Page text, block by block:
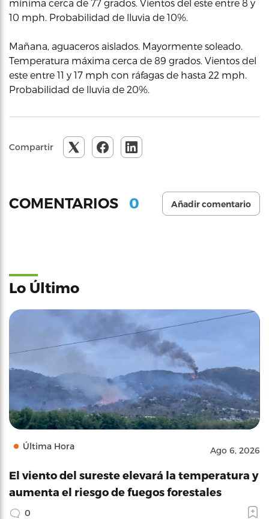
mínima cerca de 77 grados. Vientos del este entre 8 y
10 mph. Probabilidad de lluvia de 10%.
Mañana, aguaceros aislados. Mayormente soleado.
Temperatura máxima cerca de 89 grados. Vientos del
este entre 11 y 17 mph con ráfagas de hasta 22 mph.
Probabilidad de lluvia de 20%.
Compartir
COMENTARIOS 0 Añadir comentario
Lo Último
Última Hora Ago 6, 2026
El viento del sureste elevará la temperatura y
aumenta el riesgo de fuegos forestales
0